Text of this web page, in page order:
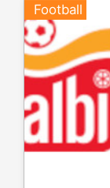
Football